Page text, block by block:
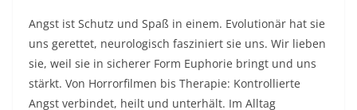
Angst ist Schutz und Spaß in einem. Evolutionär hat sie
uns gerettet, neurologisch fasziniert sie uns. Wir lieben
sie, weil sie in sicherer Form Euphorie bringt und uns
stärkt. Von Horrorfilmen bis Therapie: Kontrollierte
Angst verbindet, heilt und unterhält. Im Alltag